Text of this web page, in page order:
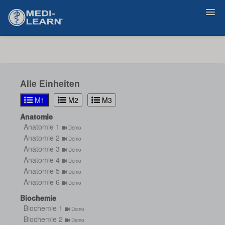
Alle Einheiten
M1 M2
M3
Anatomie
Anatomie 1
Demo
Anatomie 2 Demo
Anatomie 3 Demo
Anatomie 4 Demo
Anatomie 5 Demo
Anatomie 6 Demo
Biochemie
Biochemie 1
Demo
Biochemie 2 Demo